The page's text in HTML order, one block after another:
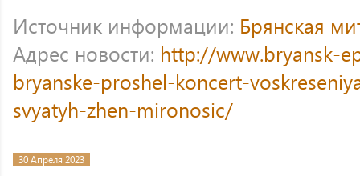
Источник информации: Брянская
Адрес новости: http://www.bryansk-
bryanske-proshel-koncert-
svyatyh-zhen-mironosic/
30 Апреля 2023